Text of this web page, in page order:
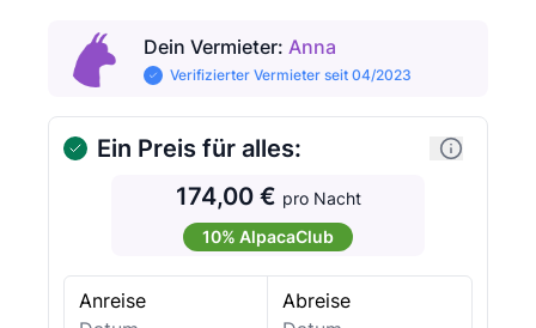
Dein Vermieter: Anna
Verifizierter Vermieter seit 04/2023
Ein Preis für alles:
174,00 € pro Nacht
10% AlpacaClub
Anreise Abreise